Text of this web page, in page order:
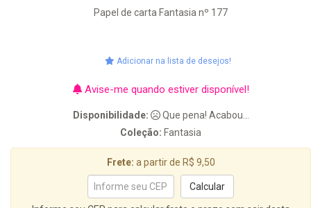
Papel de carta Fantasia nº 177
Adicionar na lista de desejos!
Avise-me quando estiver disponível!
Disponibilidade:
Que pena! Acabou...
Coleção: Fantasia
Frete: a partir de R$ 9,50